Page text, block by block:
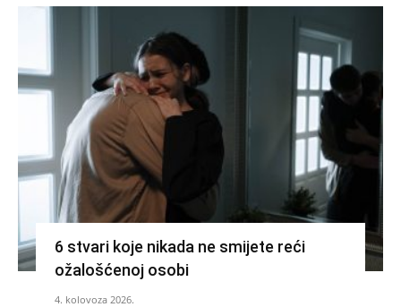
6 stvari koje nikada ne smijete reći
ožalošćenoj osobi
4. kolovoza 2026.